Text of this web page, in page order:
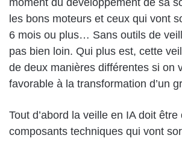
moment du développement de sa
les bons moteurs et ceux qui vont
6 mois ou plus… Sans outils de
pas bien loin. Qui plus est, cette
de deux manières différentes si on
favorable à la transformation d’un
Tout d’abord la veille en IA doit
composants techniques qui vont